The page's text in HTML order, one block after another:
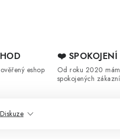
eshop
❤️
Od roku 2020
spokojených
Diskuze